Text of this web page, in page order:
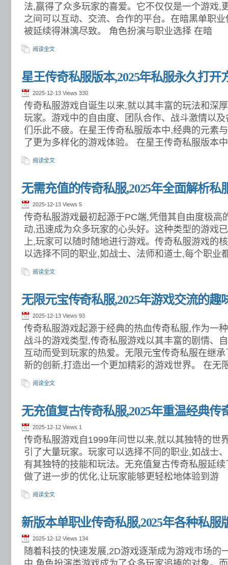
法,赢得了众多玩家的喜爱。它不仅仅是一个游戏,
之间可以互动、交流、合作的平台。在暗黑单职
被延续得淋漓尽致。 角色扮演与职业选择 在暗
阅读全文
星王传奇私服版本,2025年私服永久打开
2025-12-13 Views 330
传奇私服游戏自诞生以来,就以其丰富的玩法和深
玩家。游戏中的自由度、团队合作、战斗激情以
们乐此不疲。在星王传奇私服版本中,经典的元素
了更为多样化的游戏体验。 在星王传奇私服版本
阅读全文
无需充值的传奇私服,2025年全面解析私
2025-12-13 Views 5
传奇私服游戏最初起源于PC端,凭借其自由度极高
动,迅速成为众多玩家的心头好。这种类型的游戏
上,玩家可以随时随地进行游戏。传奇私服游戏的
以选择不同的职业,如战士、法师和道士,每个职业
阅读全文
无限元宝传奇私服,2025年游戏交流的趣
2025-12-13 Views 93
传奇私服游戏起源于经典的热血传奇私服,作为一
战斗的游戏类型,传奇私服游戏以其丰富的剧情、
互动而受到玩家的热爱。无限元宝传奇私服在继
新的创新,打造出一个更加精彩的游戏世界。 在无
阅读全文
无充值复古传奇私服,2025年重温经典传
2025-12-12 Views 1
传奇私服游戏自1999年问世以来,就以其独特的世
引了大量玩家。玩家可以选择不同的职业,如战士
有其独特的技能和玩法。无充值复古传奇私服延
做了进一步的优化,让玩家能够更轻松地体验到游
阅读全文
新版本单职业传奇私服,2025年各种私服
2025-12-12 Views 134
随着科技的快速发展,2D游戏逐渐成为游戏市场的